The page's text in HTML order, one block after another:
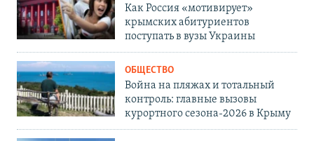
Как Россия «мотивирует»
крымских абитуриентов
поступать в вузы Украины
ОБЩЕСТВО
Война на пляжах и тотальный
контроль: главные вызовы
курортного сезона-2026 в Крыму